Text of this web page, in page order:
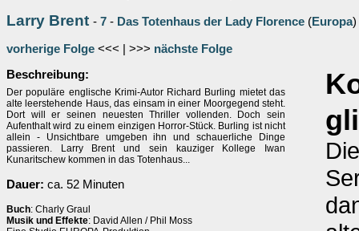
Larry Brent - 7 - Das Totenhaus der Lady Florence (Europa)
vorherige Folge <<< | >>> nächste Folge
Beschreibung:
Der populäre englische Krimi-Autor Richard Burling mietet das
alte leerstehende Haus, das einsam in einer Moorgegend steht.
Dort will er seinen neuesten Thriller vollenden. Doch sein
Aufenthalt wird zu einem einzigen Horror-Stück. Burling ist nicht
allein - Unsichtbare umgeben ihn und schauerliche Dinge
passieren. Larry Brent und sein kauziger Kollege Iwan
Kunaritschew kommen in das Totenhaus...
Dauer: ca. 52 Minuten
Buch: Charly Graul
Musik und Effekte: David Allen / Phil Moss